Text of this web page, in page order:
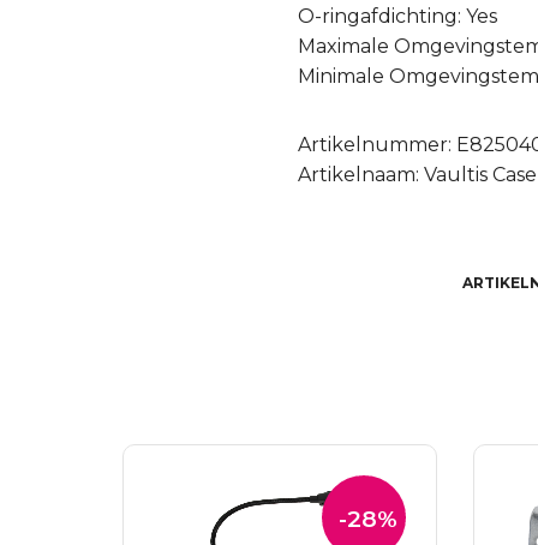
O-ringafdichting: Yes
Maximale
Minimale
Artikelnummer:
Artikelnaam: Vaultis
-28%